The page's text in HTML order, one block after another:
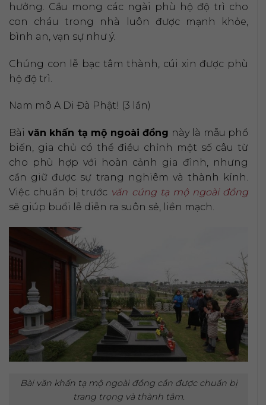
hưởng. Cầu mong các ngài phù hộ độ trì cho
con cháu trong nhà luôn được mạnh khỏe,
bình an, vạn sự như ý.
Chúng con lễ bạc tâm thành, cúi xin được phù
hộ độ trì.
Nam mô A Di Đà Phật! (3 lần)
Bài văn khấn tạ mộ ngoài đồng này là mẫu phổ
biến, gia chủ có thể điều chỉnh một số câu từ
cho phù hợp với hoàn cảnh gia đình, nhưng
cần giữ được sự trang nghiêm và thành kính.
Việc chuẩn bị trước văn cúng tạ mộ ngoài đồng
sẽ giúp buổi lễ diễn ra suôn sẻ, liền mạch.
Bài văn khấn tạ mộ ngoài đồng cần được chuẩn bị
trang trọng và thành tâm.